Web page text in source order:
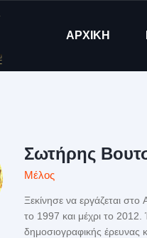
ΑΡΧΙΚΗ
Σωτήρης
Μέλος
Ξεκίνησε να εργάζεται
το 1997 και μέχρι το
δημοσιογραφικής έρευνας